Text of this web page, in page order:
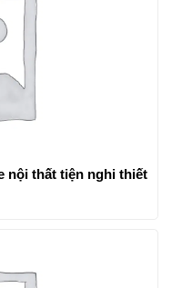
nội thất tiện nghi thiết